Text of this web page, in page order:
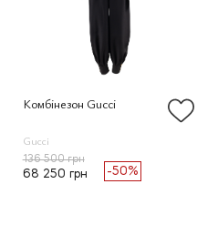
Комбінезон Gucci
Gucci
136 500 грн
68 250 грн -50%